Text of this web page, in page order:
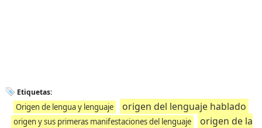
Etiquetas:
Origen de lengua y lenguaje origen del lenguaje hablado
origen y sus primeras manifestaciones del lenguaje
origen de la